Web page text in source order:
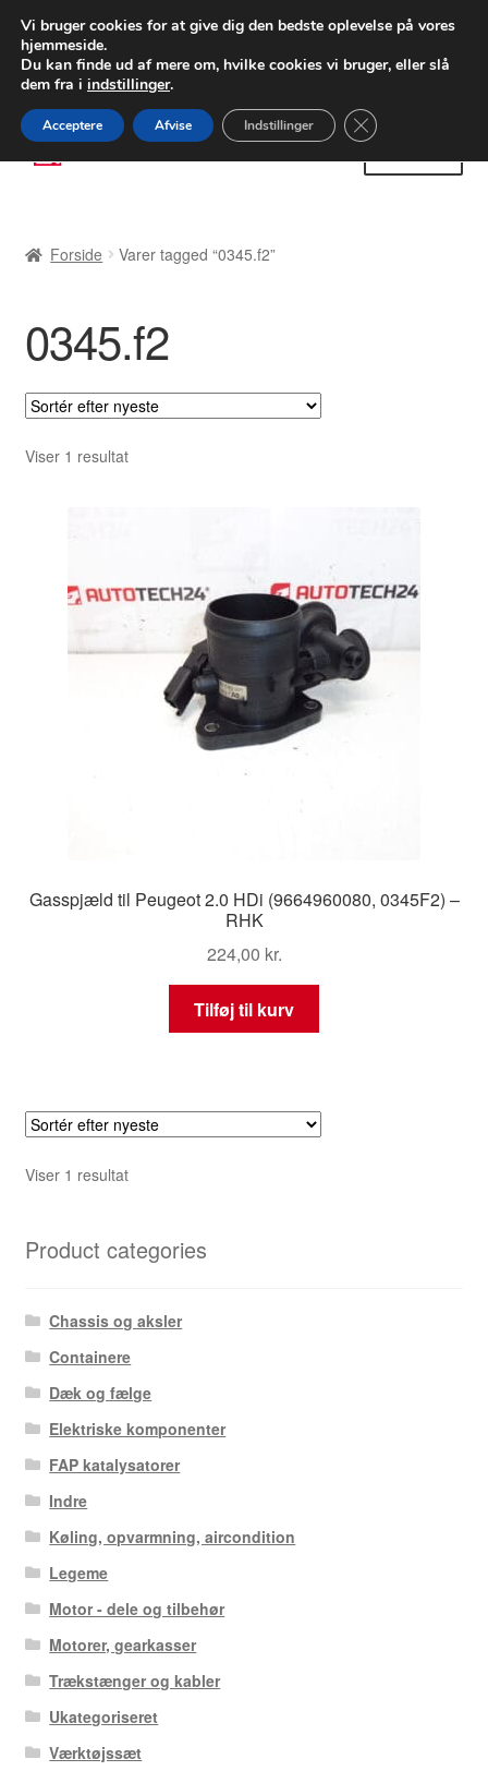
LEVERING fra 55 kr.
FEDEX verdensomspændende forsendelse
80 82 72 02
Spring
til
Spring
til
Betalinger
Kasse
Klage
Klageprocedure
Forside Varer tagged “0345.f2”
0345.f2
Viser 1 resultat
Gasspjæld til Peugeot 2.0 HDi (9664960080, 0345F2) –
RHK
224,00 kr.
Tilføj til kurv
Viser 1 resultat
Product categories
Chassis og aksler
Containere
Dæk og fælge
Elektriske komponenter
FAP katalysatorer
Indre
Køling, opvarmning, aircondition
Legeme
Motor - dele og tilbehør
Motorer, gearkasser
Trækstænger og kabler
Ukategoriseret
Værktøjssæt
Vi bruger cookies for at give dig den bedste oplevelse på vores
hjemmeside.
Du kan finde ud af mere om, hvilke cookies vi bruger, eller slå
dem fra i indstillinger.
Acceptere Afvise Indstillinger Close GDPR